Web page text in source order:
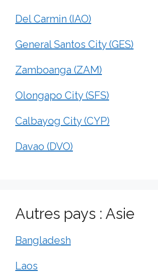
Del Carmin (IAO)
General Santos City (GES)
Zamboanga (ZAM)
Olongapo City (SFS)
Calbayog City (CYP)
Davao (DVO)
Autres pays : Asie
Bangladesh
Laos